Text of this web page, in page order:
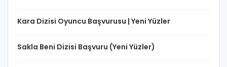
Kara Dizisi Oyuncu Başvurusu | Yeni Yüzler
Sakla Beni Dizisi Başvuru (Yeni Yüzler)